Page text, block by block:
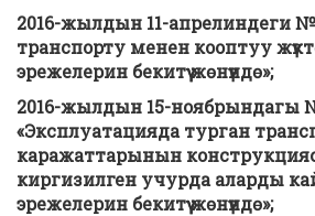
2016-жылдын 11-апрелиндеги
транспорту менен кооптуу
эрежелерин бекитүү жөнүндө»;
2016-жылдын 15-ноябрындагы
«Эксплуатацияда турган
каражаттарынын
киргизилген учурда аларды
эрежелерин бекитүү жөнүндө»;